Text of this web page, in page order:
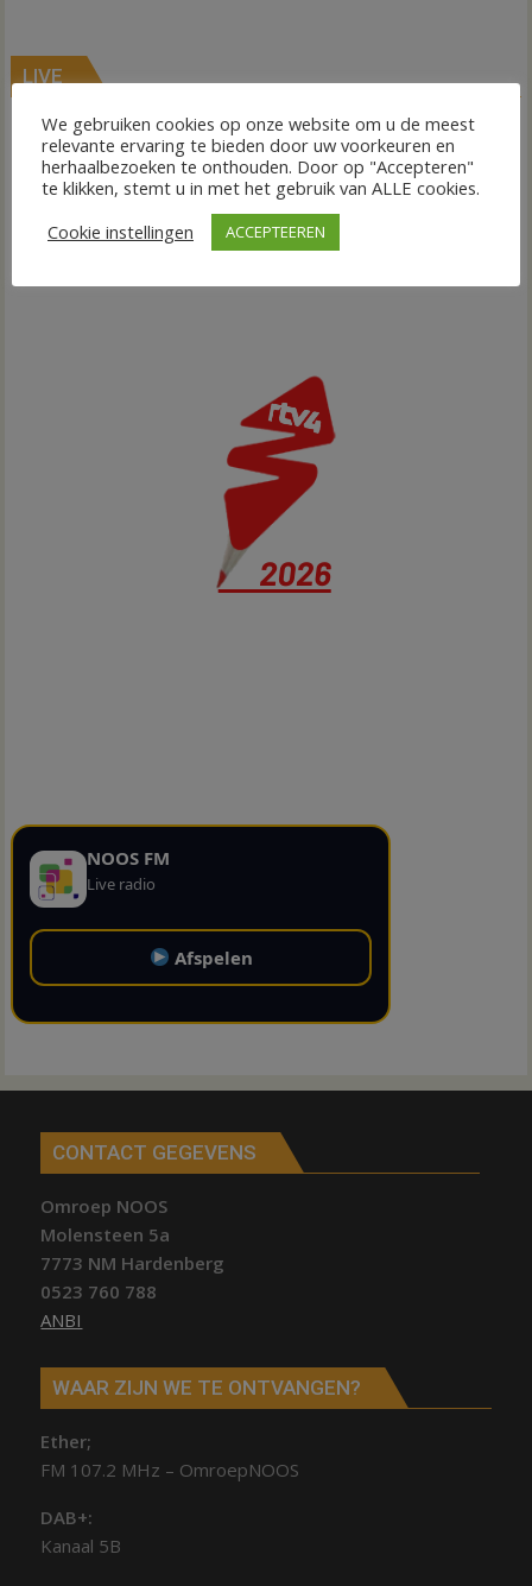
LIVE
NOOS FM
Live radio
Afspelen
CONTACT GEGEVENS
Omroep NOOS
Molensteen 5a
7773 NM Hardenberg
0523 760 788
ANBI
WAAR ZIJN WE TE ONTVANGEN?
Ether;
FM 107.2 MHz – OmroepNOOS
DAB+:
Kanaal 5B
We gebruiken cookies op onze website om u de meest
relevante ervaring te bieden door uw voorkeuren en
herhaalbezoeken te onthouden. Door op "Accepteren"
te klikken, stemt u in met het gebruik van ALLE cookies.
Cookie instellingen
ACCEPTEEREN